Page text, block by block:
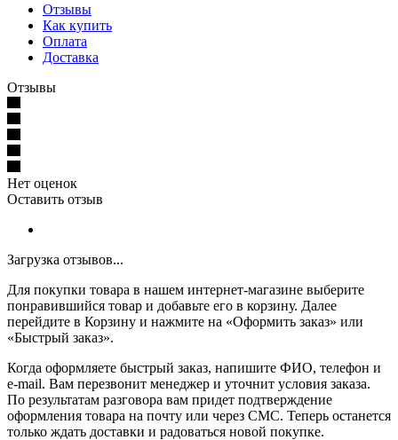
Отзывы
Как купить
Оплата
Доставка
Отзывы
Нет оценок
Оставить отзыв
Загрузка отзывов...
Для покупки товара в нашем интернет-магазине выберите
понравившийся товар и добавьте его в корзину. Далее
перейдите в Корзину и нажмите на «Оформить заказ» или
«Быстрый заказ».
Когда оформляете быстрый заказ, напишите ФИО, телефон и
e-mail. Вам перезвонит менеджер и уточнит условия заказа.
По результатам разговора вам придет подтверждение
оформления товара на почту или через СМС. Теперь останется
только ждать доставки и радоваться новой покупке.